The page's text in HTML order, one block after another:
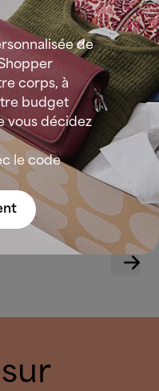
de
corps, à
budget
vous décidez
le code